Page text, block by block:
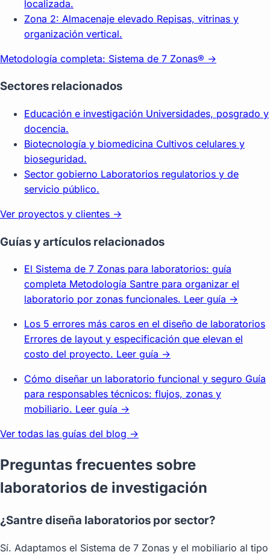
localizada.
Zona 2: Almacenaje elevado Repisas, vitrinas y
organización vertical.
Metodología completa: Sistema de 7 Zonas® →
Sectores relacionados
Educación e investigación Universidades, posgrado y
docencia.
Biotecnología y biomedicina Cultivos celulares y
bioseguridad.
Sector gobierno Laboratorios regulatorios y de
servicio público.
Ver proyectos y clientes →
Guías y artículos relacionados
El Sistema de 7 Zonas para laboratorios: guía
completa Metodología Santre para organizar el
laboratorio por zonas funcionales. Leer guía →
Los 5 errores más caros en el diseño de laboratorios
Errores de layout y especificación que elevan el
costo del proyecto. Leer guía →
Cómo diseñar un laboratorio funcional y seguro Guía
para responsables técnicos: flujos, zonas y
mobiliario. Leer guía →
Ver todas las guías del blog →
Preguntas frecuentes sobre
laboratorios de investigación
¿Santre diseña laboratorios por sector?
Sí. Adaptamos el Sistema de 7 Zonas y el mobiliario al tipo